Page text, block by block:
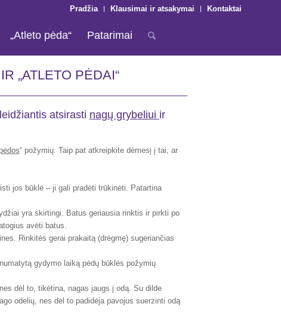
Pradžia Klausimai ir atsakymai Kontaktai
„Atleto pėda“ Patarimai
„ATLETO PĖDAI“
atsirasti nagų grybeliui ir
“ požymių. Taip pat atkreipkite dėmesį į tai, ar
jos būklė – ji gali pradėti trūkinėti. Patartina
yra skirtingi. Batus geriausia rinktis ir pirkti po
avėti batus.
Rinkitės gerai prakaitą (drėgmę) sugeriančias
gydymo laiką pėdų būklės požymių
dėl to, tikėtina, nagas įaugs į odą. Su dilde
odelių, nes dėl to padidėja pavojus suerzinti odą